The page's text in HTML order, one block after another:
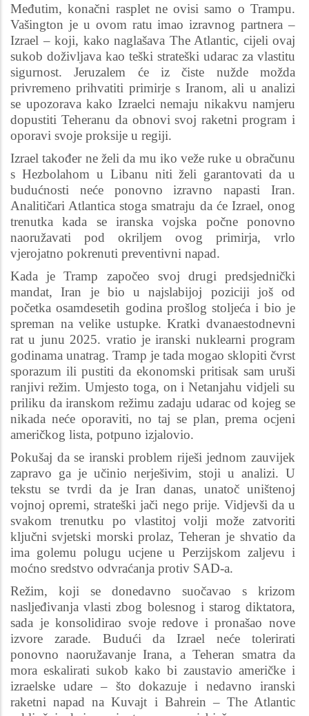
Međutim, konačni rasplet ne ovisi samo o Trampu.
Vašington je u ovom ratu imao izravnog partnera –
Izrael – koji, kako naglašava The Atlantic, cijeli ovaj
sukob doživljava kao teški strateški udarac za vlastitu
sigurnost. Jeruzalem će iz čiste nužde možda
privremeno prihvatiti primirje s Iranom, ali u analizi
se upozorava kako Izraelci nemaju nikakvu namjeru
dopustiti Teheranu da obnovi svoj raketni program i
oporavi svoje proksije u regiji.
Izrael također ne želi da mu iko veže ruke u obračunu
s Hezbolahom u Libanu niti želi garantovati da u
budućnosti neće ponovno izravno napasti Iran.
Analitičari Atlantica stoga smatraju da će Izrael, onog
trenutka kada se iranska vojska počne ponovno
naoružavati pod okriljem ovog primirja, vrlo
vjerojatno pokrenuti preventivni napad.
Kada je Tramp započeo svoj drugi predsjednički
mandat, Iran je bio u najslabijoj poziciji još od
početka osamdesetih godina prošlog stoljeća i bio je
spreman na velike ustupke. Kratki dvanaestodnevni
rat u junu 2025. vratio je iranski nuklearni program
godinama unatrag. Tramp je tada mogao sklopiti čvrst
sporazum ili pustiti da ekonomski pritisak sam uruši
ranjivi režim. Umjesto toga, on i Netanjahu vidjeli su
priliku da iranskom režimu zadaju udarac od kojeg se
nikada neće oporaviti, no taj se plan, prema ocjeni
američkog lista, potpuno izjalovio.
Pokušaj da se iranski problem riješi jednom zauvijek
zapravo ga je učinio nerješivim, stoji u analizi. U
tekstu se tvrdi da je Iran danas, unatoč uništenoj
vojnoj opremi, strateški jači nego prije. Vidjevši da u
svakom trenutku po vlastitoj volji može zatvoriti
ključni svjetski morski prolaz, Teheran je shvatio da
ima golemu polugu ucjene u Perzijskom zaljevu i
moćno sredstvo odvraćanja protiv SAD-a.
Režim, koji se donedavno suočavao s krizom
nasljeđivanja vlasti zbog bolesnog i starog diktatora,
sada je konsolidirao svoje redove i pronašao nove
izvore zarade. Budući da Izrael neće tolerirati
ponovno naoružavanje Irana, a Teheran smatra da
mora eskalirati sukob kako bi zaustavio američke i
izraelske udare – što dokazuje i nedavno iranski
raketni napad na Kuvajt i Bahrein – The Atlantic